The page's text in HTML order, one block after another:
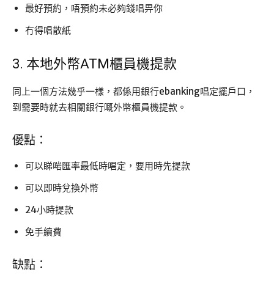
最好預約，唔預約未必夠錢唱畀你
冇得唱散紙
3. 本地外幣ATM櫃員機提款
同上一個方法幾乎一樣，都係用銀行ebanking唱定擺戶口，
到需要時就去相關銀行嘅外幣櫃員機提款。
優點：
可以睇啱匯率最低時唱定，要用時先提款
可以即時兌換外幣
24小時提款
免手續費
缺點：